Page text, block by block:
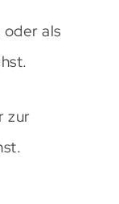
als
zur